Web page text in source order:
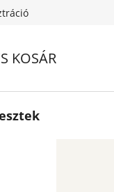
KOSÁR